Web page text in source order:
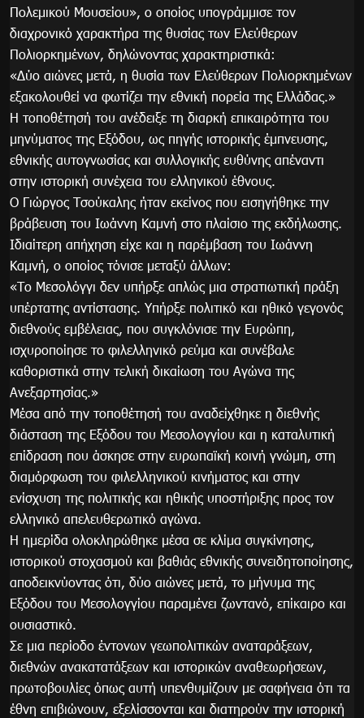
Πολεμικού Μουσείου», ο οποίος υπογράμμισε τον
διαχρονικό χαρακτήρα της θυσίας των Ελεύθερων
Πολιορκημένων, δηλώνοντας χαρακτηριστικά:
«Δύο αιώνες μετά, η θυσία των Ελεύθερων Πολιορκημένων
εξακολουθεί να φωτίζει την εθνική πορεία της Ελλάδας.»
Η τοποθέτησή του ανέδειξε τη διαρκή επικαιρότητα του
μηνύματος της Εξόδου, ως πηγής ιστορικής έμπνευσης,
εθνικής αυτογνωσίας και συλλογικής ευθύνης απέναντι
στην ιστορική συνέχεια του ελληνικού έθνους.
Ο Γιώργος Τσούκαλης ήταν εκείνος που εισηγήθηκε την
βράβευση του Ιωάννη Καμνή στο πλαίσιο της εκδήλωσης.
Ιδιαίτερη απήχηση είχε και η παρέμβαση του Ιωάννη
Καμνή, ο οποίος τόνισε μεταξύ άλλων:
«Το Μεσολόγγι δεν υπήρξε απλώς μια στρατιωτική πράξη
υπέρτατης αντίστασης. Υπήρξε πολιτικό και ηθικό γεγονός
διεθνούς εμβέλειας, που συγκλόνισε την Ευρώπη,
ισχυροποίησε το φιλελληνικό ρεύμα και συνέβαλε
καθοριστικά στην τελική δικαίωση του Αγώνα της
Ανεξαρτησίας.»
Μέσα από την τοποθέτησή του αναδείχθηκε η διεθνής
διάσταση της Εξόδου του Μεσολογγίου και η καταλυτική
επίδραση που άσκησε στην ευρωπαϊκή κοινή γνώμη, στη
διαμόρφωση του φιλελληνικού κινήματος και στην
ενίσχυση της πολιτικής και ηθικής υποστήριξης προς τον
ελληνικό απελευθερωτικό αγώνα.
Η ημερίδα ολοκληρώθηκε μέσα σε κλίμα συγκίνησης,
ιστορικού στοχασμού και βαθιάς εθνικής συνειδητοποίησης,
αποδεικνύοντας ότι, δύο αιώνες μετά, το μήνυμα της
Εξόδου του Μεσολογγίου παραμένει ζωντανό, επίκαιρο και
ουσιαστικό.
Σε μια περίοδο έντονων γεωπολιτικών αναταράξεων,
διεθνών ανακατατάξεων και ιστορικών αναθεωρήσεων,
πρωτοβουλίες όπως αυτή υπενθυμίζουν με σαφήνεια ότι τα
έθνη επιβιώνουν, εξελίσσονται και διατηρούν την ιστορική